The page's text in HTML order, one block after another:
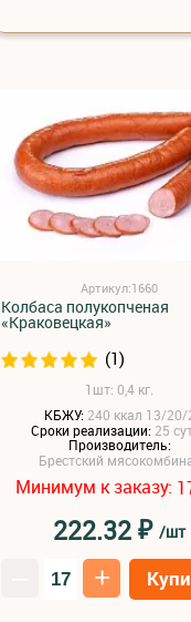
Артикул:1660
Колбаса полукопченая
«Краковецкая»
(1)
1шт: 0,4 кг.
КБЖУ: 240 ккал 13/20/
Сроки реализации: 25
Производитель:
Брестский
Минимум к заказу:
222.32₽ /шт
+